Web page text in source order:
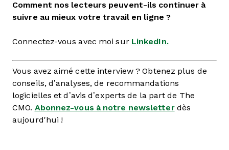
Comment nos lecteurs peuvent-ils continuer à
suivre au mieux votre travail en ligne ?
Connectez-vous avec moi sur LinkedIn.
Vous avez aimé cette interview ? Obtenez plus de
conseils, d’analyses, de recommandations
logicielles et d’avis d’experts de la part de The
CMO. Abonnez-vous à notre newsletterdès
aujourd'hui !